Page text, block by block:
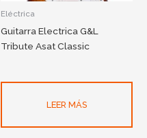
Eléctrica
Guitarra Electrica G&L
Tribute Asat Classic
LEER MÁS